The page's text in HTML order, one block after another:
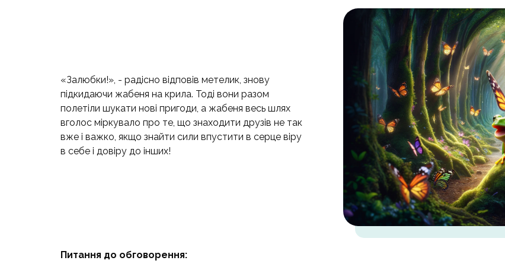
«Залюбки!», - радісно відповів метелик, знову
підкидаючи жабеня на крила. Тоді вони разом
полетіли шукати нові пригоди, а жабеня весь шлях
вголос міркувало про те, що знаходити друзів не так
вже і важко, якщо знайти сили впустити в серце віру
в себе і довіру до інших!
Питання до обговорення: